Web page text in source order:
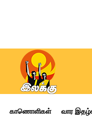
காணொளிகள் வார